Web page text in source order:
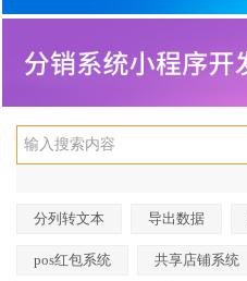
分列转文本 导出数据
pos红包系统 共享店铺系统